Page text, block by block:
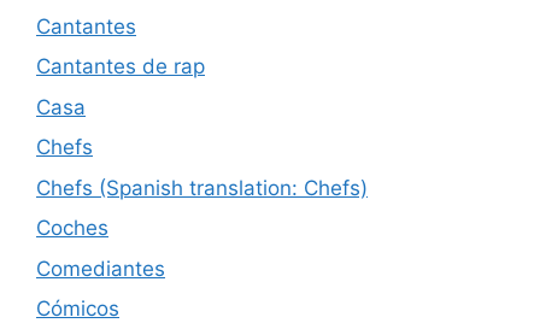
Cantantes
Cantantes de rap
Casa
Chefs
Chefs (Spanish translation: Chefs)
Coches
Comediantes
Cómicos